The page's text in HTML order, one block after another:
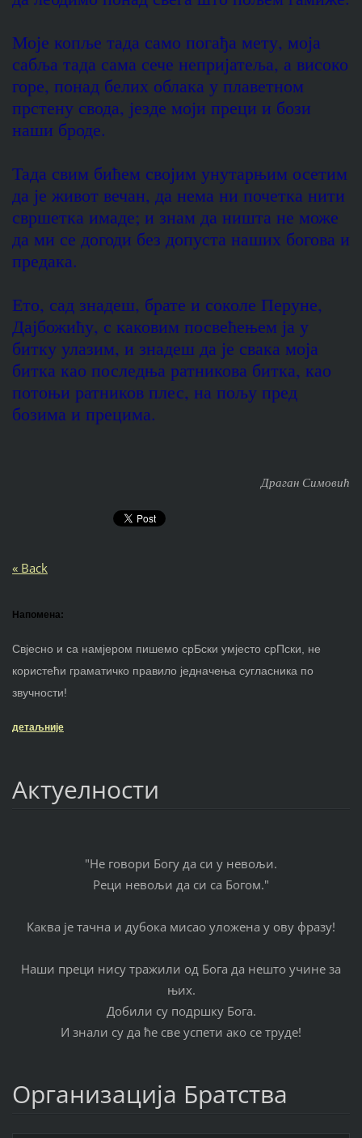
Моје копље тада само погађа мету, моја
сабља тада сама сече непријатеља, а високо
горе, понад белих облака у плаветном
прстену свода, језде моји преци и бози
наши броде.
Тада свим бићем својим унутарњим осетим
да је живот вечан, да нема ни почетка нити
свршетка имаде; и знам да ништа не може
да ми се догоди без допуста наших богова и
предака.
Ето, сад знадеш, брате и соколе Перуне,
Дајбожићу, с каковим посвећењем ја у
битку улазим, и знадеш да је свака моја
битка као последња ратникова битка, као
потоњи ратников плес, на пољу пред
бозима и прецима.
Драган Симовић
« Back
Напомена:
Свјесно и са намјером пишемо срБски умјесто срПски, не
користећи граматичко правило једначења сугласника по
звучности!
детаљније
Актуелности
"Не говори Богу да си у невољи.
Реци невољи да си са Богом."
Каква је тачна и дубока мисао уложена у ову фразу!
Наши преци нису тражили од Бога да нешто учине за
њих.
Добили су подршку Бога.
И знали су да ће све успети ако се труде!
Организација Братства